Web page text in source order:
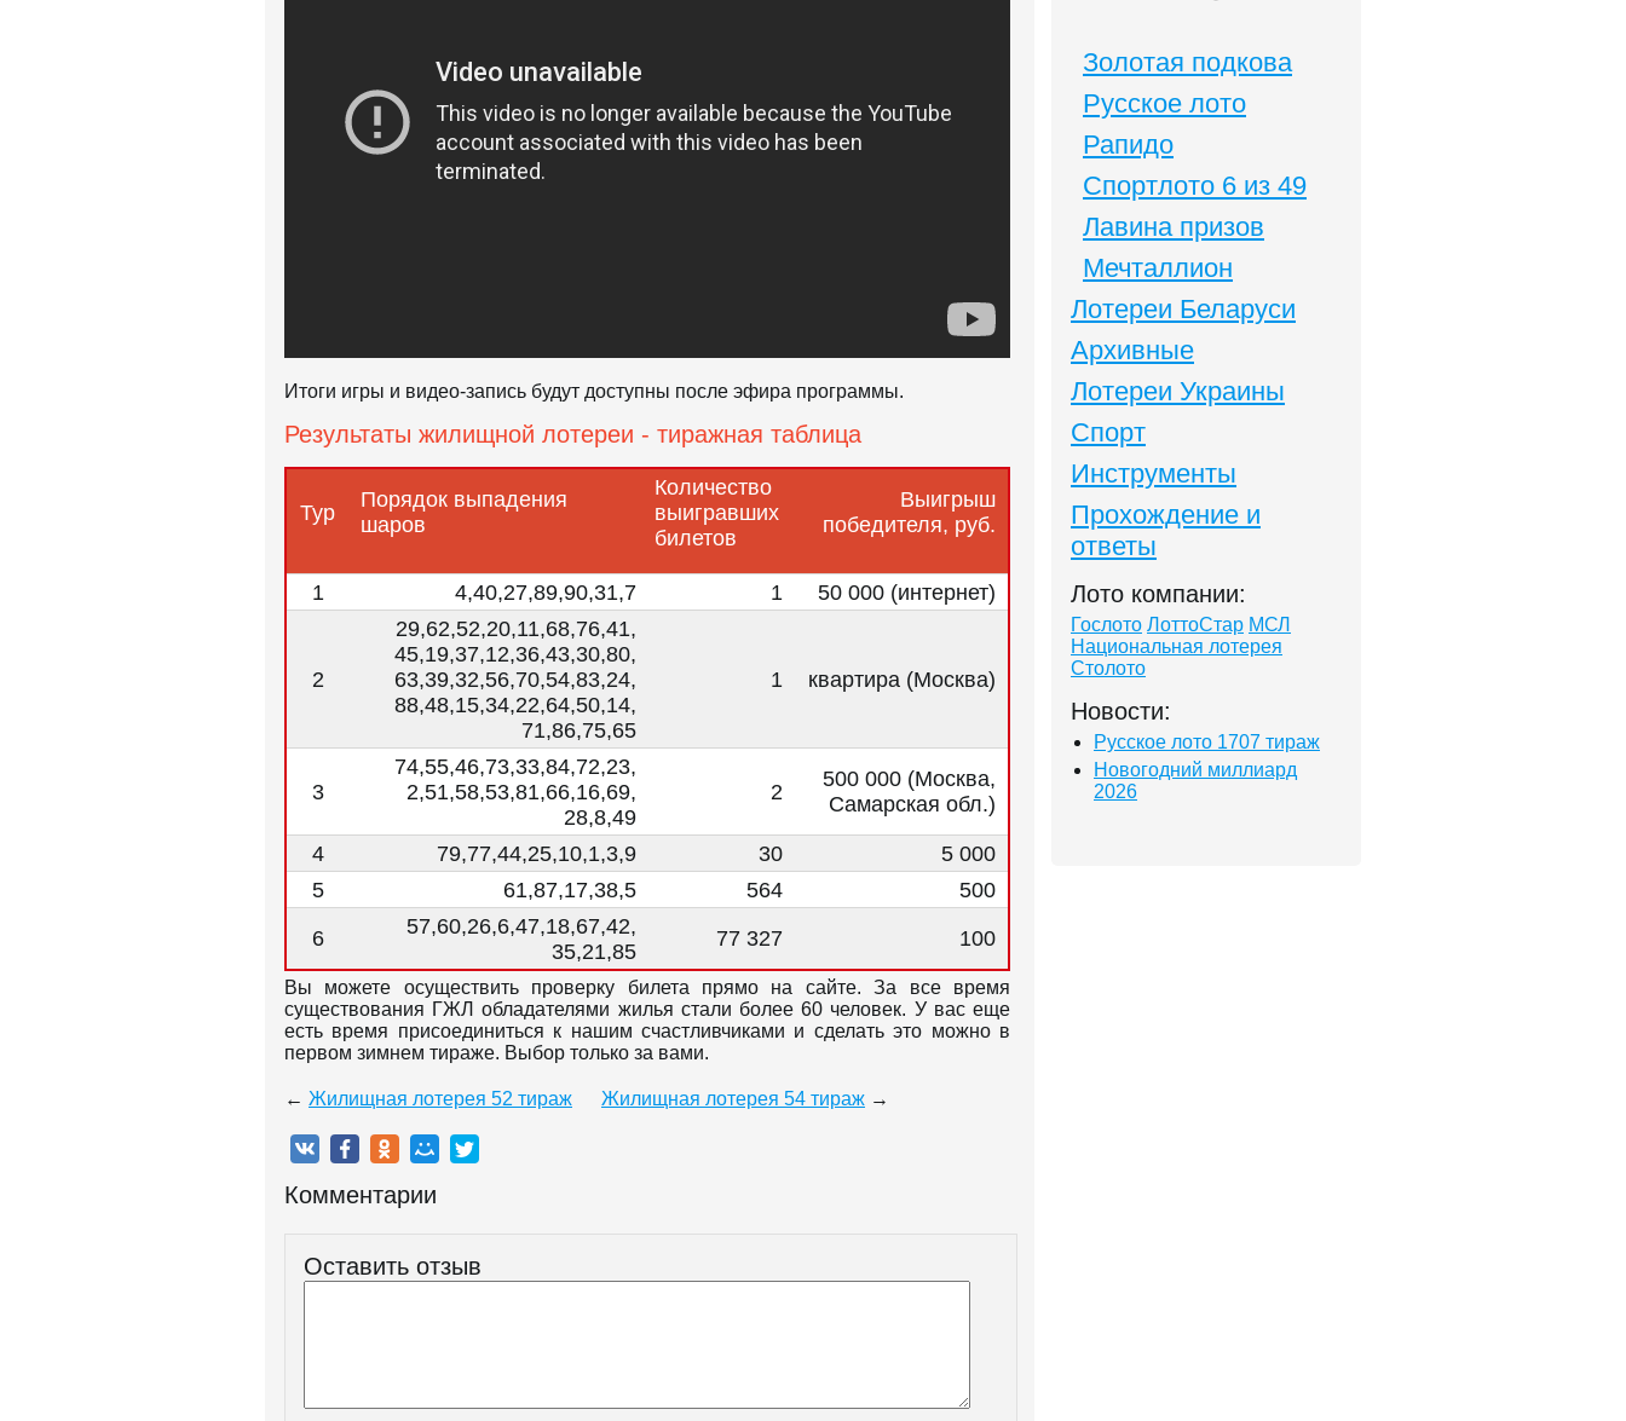
Итоги игры и видео-запись будут доступны после эфира программы.
Результаты жилищной лотереи - тиражная таблица
Тур
Порядок выпадения
шаров
Количество
выигравших
билетов
Выигрыш
победителя, руб.
1 4,40,27,89,90,31,7 1 50 000 (интернет)
2
29,62,52,20,11,68,76,41,
45,19,37,12,36,43,30,80,
63,39,32,56,70,54,83,24,
88,48,15,34,22,64,50,14,
71,86,75,65
1 квартира (Москва)
3
74,55,46,73,33,84,72,23,
2,51,58,53,81,66,16,69,
28,8,49
2
500 000 (Москва,
Самарская обл.)
4 79,77,44,25,10,1,3,9 30
5 000
5
61,87,17,38,5 564
500
6
57,60,26,6,47,18,67,42,
35,21,85
77 327 100
Вы можете осуществить проверку билета прямо на сайте. За все время
существования ГЖЛ обладателями жилья стали более 60 человек. У вас еще
есть время присоединиться к нашим счастливчиками и сделать это можно в
первом зимнем тираже. Выбор только за вами.
← Жилищная лотерея 52 тираж Жилищная лотерея 54 тираж →
Комментарии
Оставить отзыв
Золотая подкова
Русское лото
Рапидо
Спортлото 6 из 49
Лавина призов
Мечталлион
Лотереи Беларуси
Архивные
Лотереи Украины
Спорт
Инструменты
Прохождение и
ответы
Лото компании:
Гослото ЛоттоСтар МСЛ
Национальная лотерея
Столото
Новости:
Русское лото 1707 тираж
Новогодний миллиард
2026